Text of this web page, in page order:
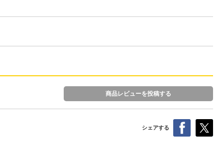
商品レビューを投稿する
シェアする